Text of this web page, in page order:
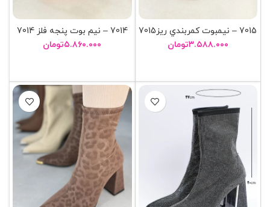
7015 – نيمبوت کمربندي ريز7015
۳.۵۸۸.۰۰۰تومان
7014 – نيم بوت پنجه فلز 7014
۵.۸۶۰.۰۰۰تومان